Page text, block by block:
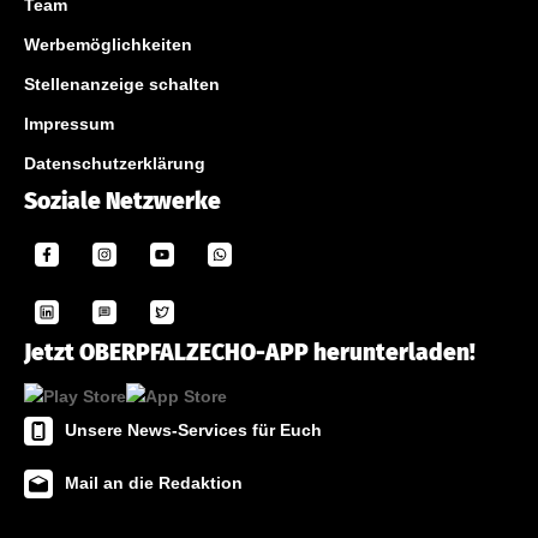
Team
Werbemöglichkeiten
Stellenanzeige schalten
Impressum
Datenschutzerklärung
Soziale Netzwerke
Jetzt OBERPFALZECHO-APP herunterladen!
Unsere News-Services für Euch
Mail an die Redaktion